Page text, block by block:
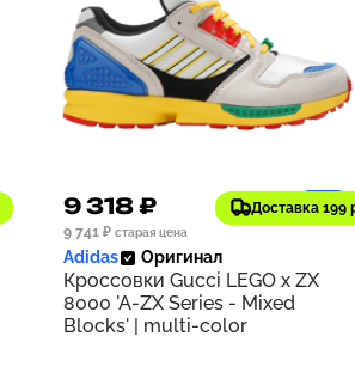
Доставка 199
9 318 ₽
932
9 741 ₽ старая цена
Adidas Оригинал
Кроссовки Gucci LEGO x ZX
8000 'A-ZX Series - Mixed
Blocks' | multi-color